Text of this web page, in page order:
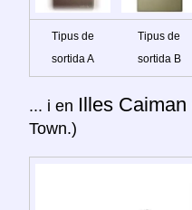
Tipus de
sortida A
Tipus de
sortida B
... i en Illes Caiman
Town.)